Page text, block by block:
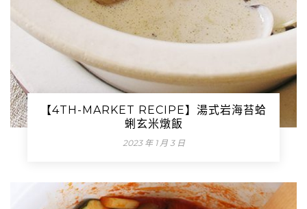
【4TH-MARKET RECIPE】湯式岩海苔蛤
蜊玄米燉飯
2023 年 1 月 3 日